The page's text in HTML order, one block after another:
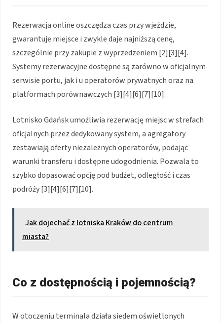
Rezerwacja online oszczędza czas przy wjeździe,
gwarantuje miejsce i zwykle daje najniższą cenę,
szczególnie przy zakupie z wyprzedzeniem [2][3][4].
Systemy rezerwacyjne dostępne są zarówno w oficjalnym
serwisie portu, jak i u operatorów prywatnych oraz na
platformach porównawczych [3][4][6][7][10].
Lotnisko Gdańsk umożliwia rezerwację miejsc w strefach
oficjalnych przez dedykowany system, a agregatory
zestawiają oferty niezależnych operatorów, podając
warunki transferu i dostępne udogodnienia. Pozwala to
szybko dopasować opcję pod budżet, odległość i czas
podróży [3][4][6][7][10].
Jak dojechać z lotniska Kraków do centrum
miasta?
Co z dostępnością i pojemnością?
W otoczeniu terminala działa siedem oświetlonych